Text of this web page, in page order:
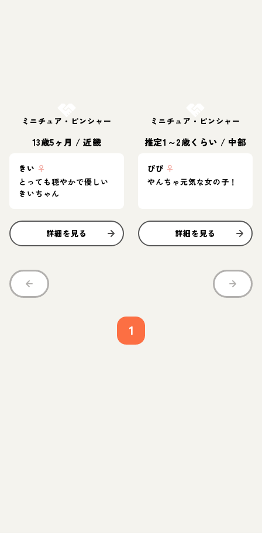
ミニチュア・ピンシャー
13歳5ヶ月 /近畿
きい ♀
とっても穏やかで優しい
きいちゃん
詳細を見る
ミニチュア・ピンシャー
推定1～2歳くらい / 中部
ぴぴ ♀
やんちゃ元気な女の子！
詳細を見る
1